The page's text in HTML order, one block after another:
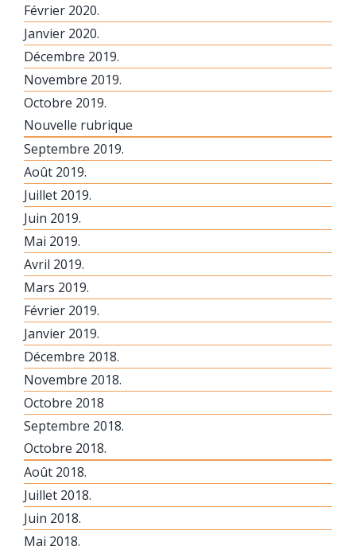
Février 2020.
Janvier 2020.
Décembre 2019.
Novembre 2019.
Octobre 2019.
Nouvelle rubrique
Septembre 2019.
Août 2019.
Juillet 2019.
Juin 2019.
Mai 2019.
Avril 2019.
Mars 2019.
Février 2019.
Janvier 2019.
Décembre 2018.
Novembre 2018.
Octobre 2018
Septembre 2018.
Octobre 2018.
Août 2018.
Juillet 2018.
Juin 2018.
Mai 2018.